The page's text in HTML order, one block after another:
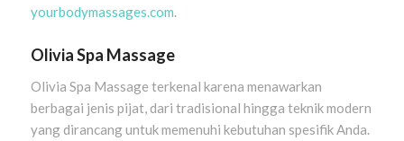
yourbodymassages.com.
Olivia Spa Massage
Olivia Spa Massage terkenal karena menawarkan
berbagai jenis pijat, dari tradisional hingga teknik modern
yang dirancang untuk memenuhi kebutuhan spesifik Anda.